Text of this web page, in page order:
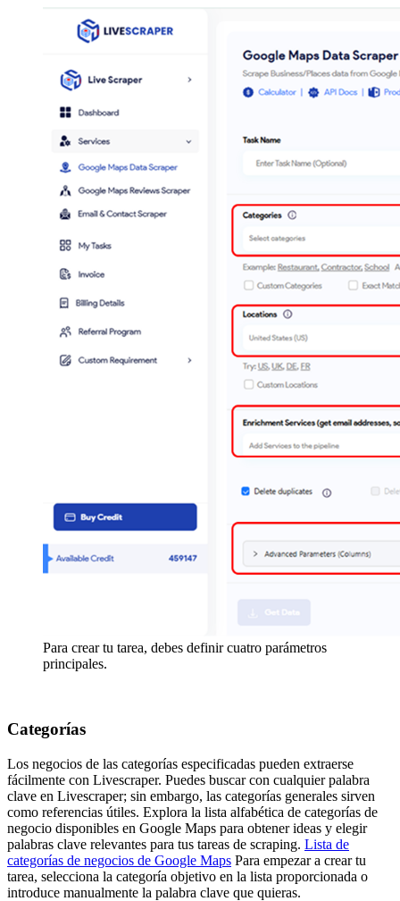
Para crear tu tarea, debes definir cuatro parámetros
principales.
Categorías
Los negocios de las categorías especificadas pueden extraerse
fácilmente con Livescraper. Puedes buscar con cualquier palabra
clave en Livescraper; sin embargo, las categorías generales sirven
como referencias útiles. Explora la lista alfabética de categorías de
negocio disponibles en Google Maps para obtener ideas y elegir
palabras clave relevantes para tus tareas de scraping. Lista de
categorías de negocios de Google Maps Para empezar a crear tu
tarea, selecciona la categoría objetivo en la lista proporcionada o
introduce manualmente la palabra clave que quieras.